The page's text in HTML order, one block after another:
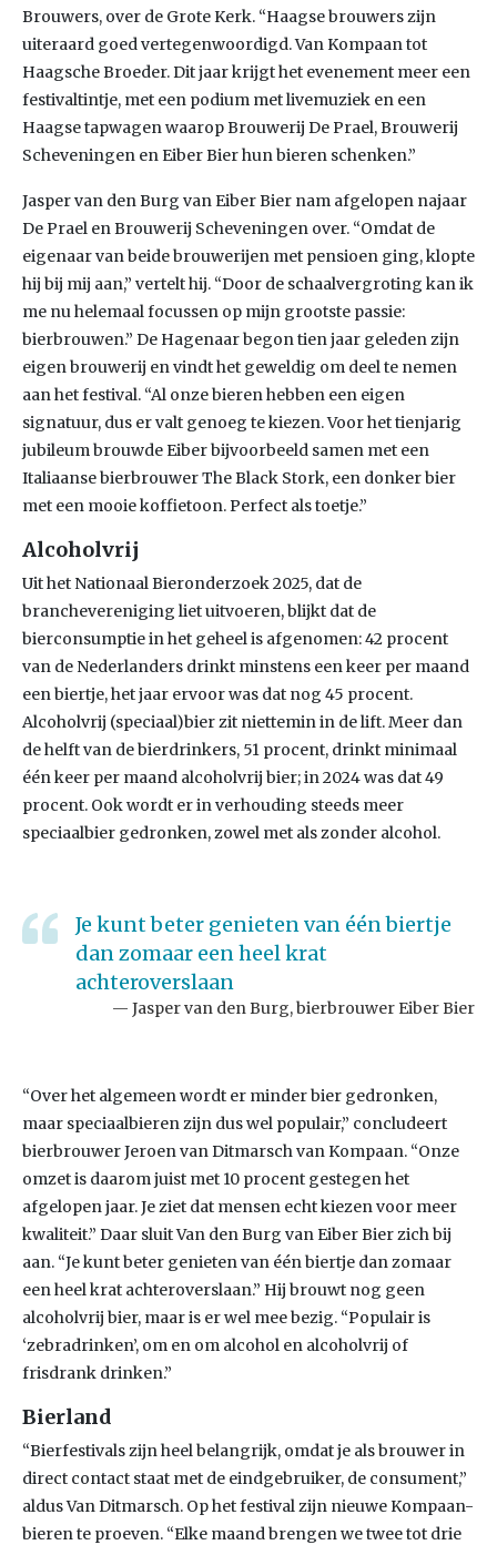
Brouwers, over de Grote Kerk. “Haagse brouwers zijn
uiteraard goed vertegenwoordigd. Van Kompaan tot
Haagsche Broeder. Dit jaar krijgt het evenement meer een
festivaltintje, met een podium met livemuziek en een
Haagse tapwagen waarop Brouwerij De Prael, Brouwerij
Scheveningen en Eiber Bier hun bieren schenken.”
Jasper van den Burg van Eiber Bier nam afgelopen najaar
De Prael en Brouwerij Scheveningen over. “Omdat de
eigenaar van beide brouwerijen met pensioen ging, klopte
hij bij mij aan,” vertelt hij. “Door de schaalvergroting kan ik
me nu helemaal focussen op mijn grootste passie:
bierbrouwen.” De Hagenaar begon tien jaar geleden zijn
eigen brouwerij en vindt het geweldig om deel te nemen
aan het festival. “Al onze bieren hebben een eigen
signatuur, dus er valt genoeg te kiezen. Voor het tienjarig
jubileum brouwde Eiber bijvoorbeeld samen met een
Italiaanse bierbrouwer The Black Stork, een donker bier
met een mooie koffietoon. Perfect als toetje.”
Alcoholvrij
Uit het Nationaal Bieronderzoek 2025, dat de
branchevereniging liet uitvoeren, blijkt dat de
bierconsumptie in het geheel is afgenomen: 42 procent
van de Nederlanders drinkt minstens een keer per maand
een biertje, het jaar ervoor was dat nog 45 procent.
Alcoholvrij (speciaal)bier zit niettemin in de lift. Meer dan
de helft van de bierdrinkers, 51 procent, drinkt minimaal
één keer per maand alcoholvrij bier; in 2024 was dat 49
procent. Ook wordt er in verhouding steeds meer
speciaalbier gedronken, zowel met als zonder alcohol.
Je kunt beter genieten van één biertje
dan zomaar een heel krat
achteroverslaan
Jasper van den Burg, bierbrouwer Eiber Bier
“Over het algemeen wordt er minder bier gedronken,
maar speciaalbieren zijn dus wel populair,” concludeert
bierbrouwer Jeroen van Ditmarsch van Kompaan. “Onze
omzet is daarom juist met 10 procent gestegen het
afgelopen jaar. Je ziet dat mensen echt kiezen voor meer
kwaliteit.” Daar sluit Van den Burg van Eiber Bier zich bij
aan. “Je kunt beter genieten van één biertje dan zomaar
een heel krat achteroverslaan.” Hij brouwt nog geen
alcoholvrij bier, maar is er wel mee bezig. “Populair is
‘zebradrinken’, om en om alcohol en alcoholvrij of
frisdrank drinken.”
Bierland
“Bierfestivals zijn heel belangrijk, omdat je als brouwer in
direct contact staat met de eindgebruiker, de consument,”
aldus Van Ditmarsch. Op het festival zijn nieuwe Kompaan-
bieren te proeven. “Elke maand brengen we twee tot drie